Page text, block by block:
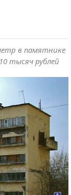
в памятнике
тысяч рублей